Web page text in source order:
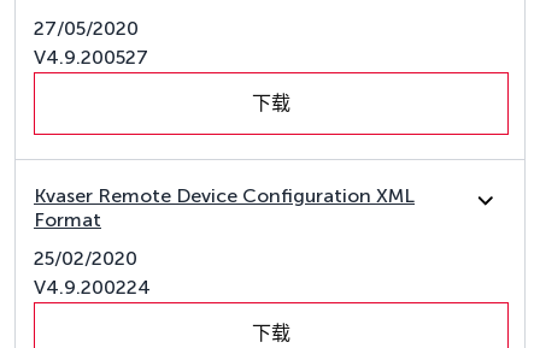
27/05/2020
V4.9.200527
下载
Kvaser Remote Device Configuration XML
Format
25/02/2020
V4.9.200224
下载